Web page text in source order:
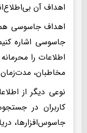
اهداف آن
اهداف جاسوسی
جاسوسی اشاره‌
اطلاعات را
مخاطبان،
نوعی دیگر از
کاربران در
جاسوس‌افزارها،